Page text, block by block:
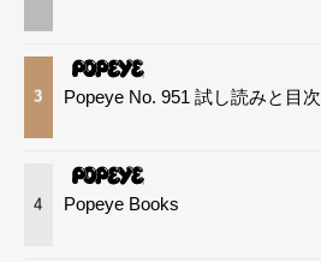
3 Popeye No. 951 試し読みと目次
4 Popeye Books